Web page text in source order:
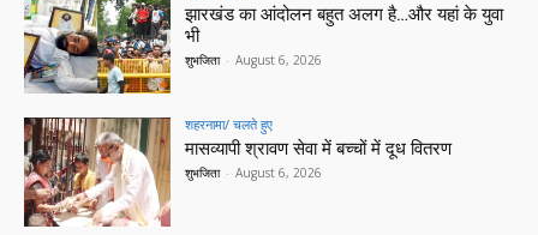
झारखंड का आंदोलन बहुत अलग है…और यहां के युवा
भी
शुभजिता - August 6, 2026
शहरनामा/ चलते हुए
मासव्यापी श्रावण सेवा में बच्चों में दूध वितरण
शुभजिता - August 6, 2026